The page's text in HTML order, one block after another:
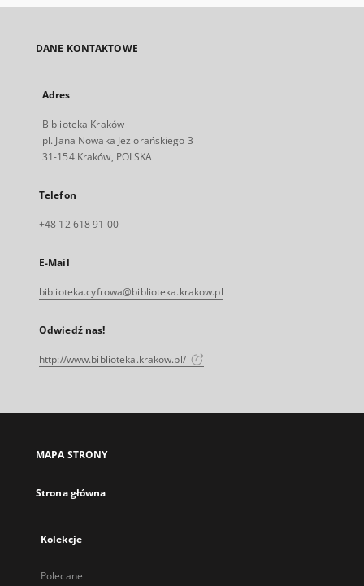
DANE KONTAKTOWE
Adres
Biblioteka Kraków
pl. Jana Nowaka Jeziorańskiego 3
31-154 Kraków, POLSKA
Telefon
+48 12 618 91 00
E-Mail
biblioteka.cyfrowa@biblioteka.krakow.pl
Odwiedź nas!
http://www.biblioteka.krakow.pl/
MAPA STRONY
Strona główna
Kolekcje
Polecane